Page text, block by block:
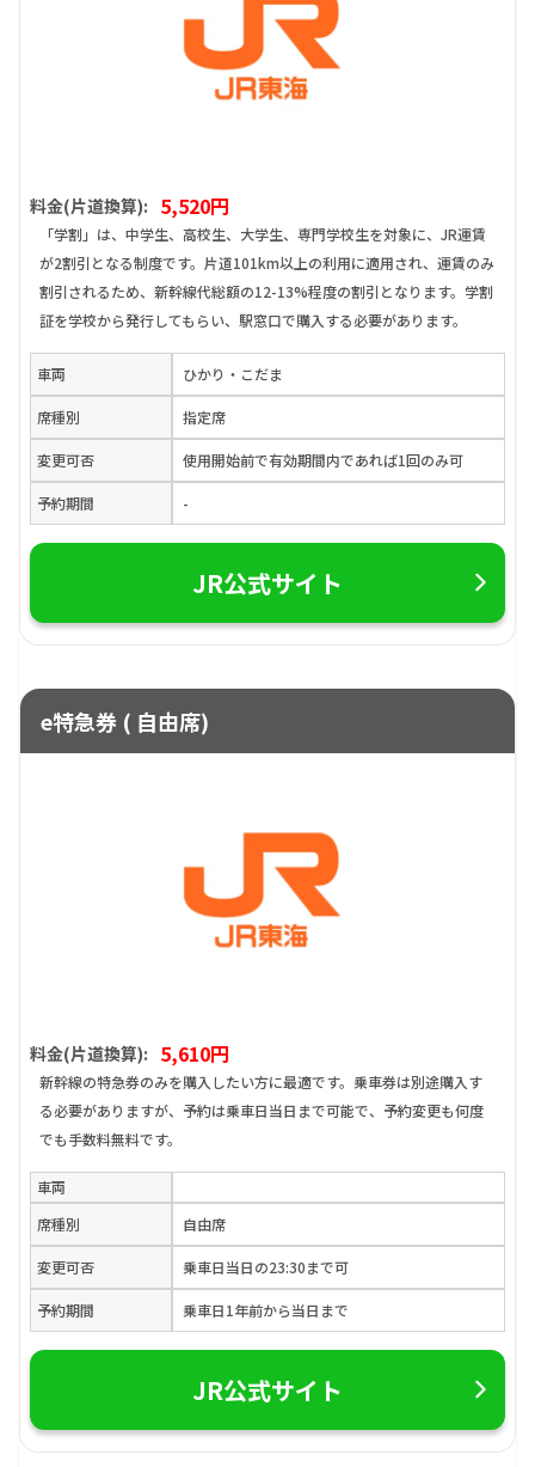
料金(片道換算): 5,520円
「学割」は、中学生、高校生、大学生、専門学校生を対象に、JR運賃
が2割引となる制度です。片道101km以上の利用に適用され、運賃のみ
割引されるため、新幹線代総額の12-13%程度の割引となります。学割
証を学校から発行してもらい、駅窓口で購入する必要があります。
車両 ひかり・こだま
席種別 指定席
変更可否 使用開始前で有効期間内であれば1回のみ可
予約期間 -
JR公式サイト
e特急券 ( 自由席)
料金(片道換算): 5,610円
新幹線の特急券のみを購入したい方に最適です。乗車券は別途購入す
る必要がありますが、予約は乗車日当日まで可能で、予約変更も何度
でも手数料無料です。
車両
席種別
自由席
変更可否 乗車日当日の23:30まで可
予約期間 乗車日1年前から当日まで
JR公式サイト